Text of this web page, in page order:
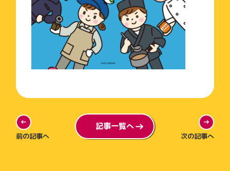
前の記事へ
記事一覧へ
次の記事へ